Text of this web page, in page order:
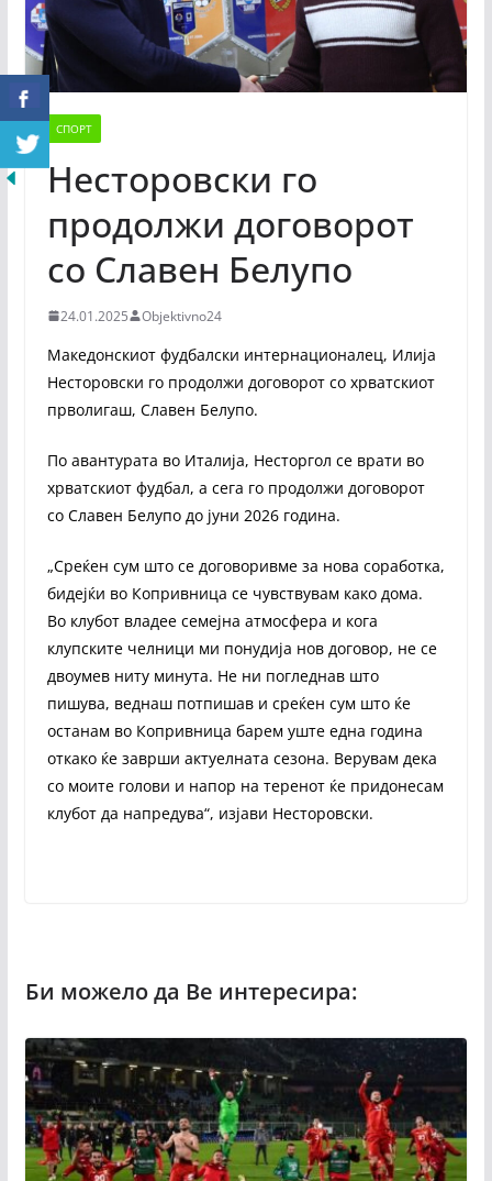
СПОРТ
Несторовски го
продолжи договорот
со Славен Белупо
24.01.2025 Objektivno24
Македонскиот фудбалски интернационалец, Илија
Несторовски го продолжи договорот со хрватскиот
прволигаш, Славен Белупо.
По авантурата во Италија, Несторгол се врати во
хрватскиот фудбал, а сега го продолжи договорот
со Славен Белупо до јуни 2026 година.
„Среќен сум што се договоривме за нова соработка,
бидејќи во Копривница се чувствувам како дома.
Во клубот владее семејна атмосфера и кога
клупските челници ми понудија нов договор, не се
двоумев ниту минута. Не ни погледнав што
пишува, веднаш потпишав и среќен сум што ќе
останам во Копривница барем уште една година
откако ќе заврши актуелната сезона. Верувам дека
со моите голови и напор на теренот ќе придонесам
клубот да напредува“, изјави Несторовски.